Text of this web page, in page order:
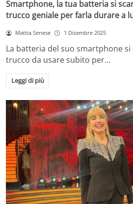
Smartphone, la tua batteria si
trucco geniale per farla durare a
Mattia Senese 1 Dicembre 2025
La batteria del suo smartphone si
trucco da usare subito per…
Leggi di più